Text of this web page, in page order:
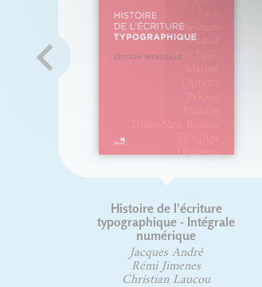
Histoire de l'écriture
typographique - Intégrale
numérique
Jacques André
Rémi Jimenes
Christian Laucou